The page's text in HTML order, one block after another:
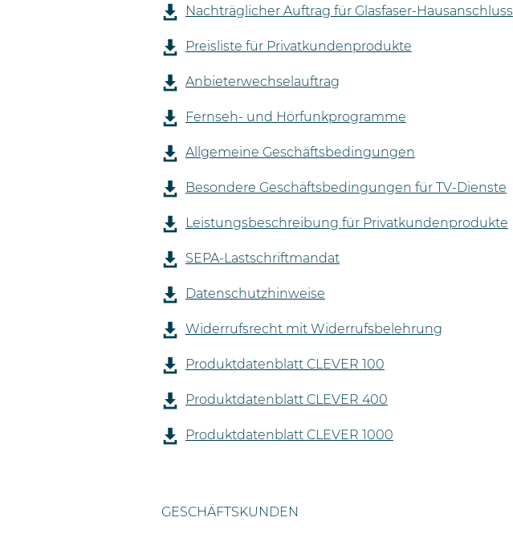
Nachträglicher Auftrag für Glasfaser-Hausanschluss
Preisliste für Privatkundenprodukte
Anbieterwechselauftrag
Fernseh- und Hörfunkprogramme
Allgemeine Geschäftsbedingungen
Besondere Geschäftsbedingungen für TV-Dienste
Leistungsbeschreibung für Privatkundenprodukte
SEPA-Lastschriftmandat
Datenschutzhinweise
Widerrufsrecht mit Widerrufsbelehrung
Produktdatenblatt CLEVER 100
Produktdatenblatt CLEVER 400
Produktdatenblatt CLEVER 1000
GESCHÄFTSKUNDEN